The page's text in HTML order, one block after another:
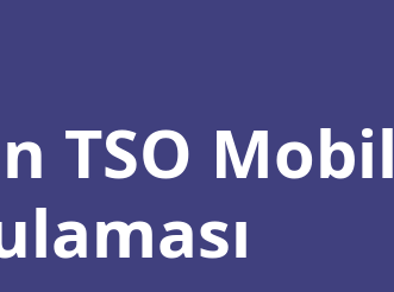
TSO Mobil